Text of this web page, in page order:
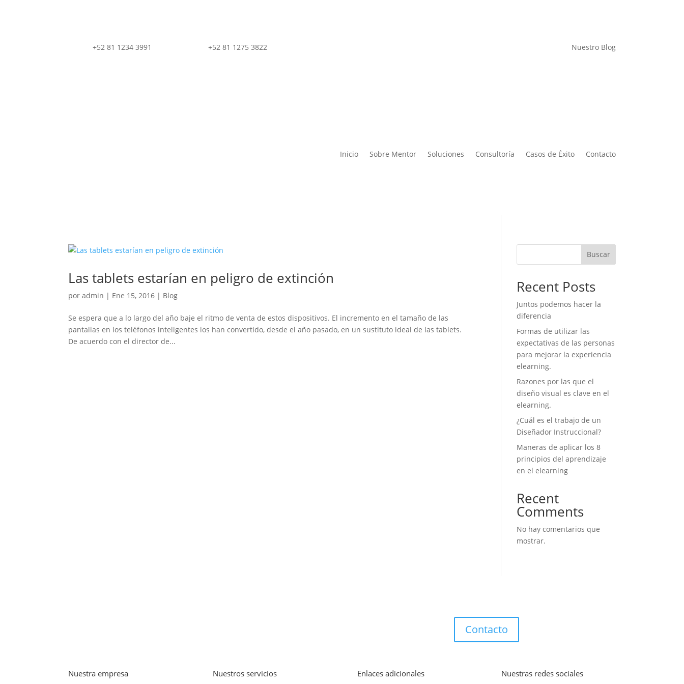
+52 81 1234 3991 +52 81 1275 3822 Nuestro Blog
Inicio Sobre Mentor Soluciones Consultoría Casos de Éxito Contacto
Las tablets estarían en peligro de extinción
poradmin | Ene 15, 2016 | Blog
Se espera que a lo largo del año baje el ritmo de venta de estos dispositivos. El incremento en el tamaño de las
pantallas en los teléfonos inteligentes los han convertido, desde el año pasado, en un sustituto ideal de las tablets.
De acuerdo con el director de...
Buscar
Recent Posts
Juntos podemos hacer la
diferencia
Formas de utilizar las
expectativas de las personas
para mejorar la experiencia
elearning.
Razones por las que el
diseño visual es clave en el
elearning.
¿Cuál es el trabajo de un
Diseñador Instruccional?
Maneras de aplicar los 8
principios del aprendizaje
en el elearning
Recent
Comments
No hay comentarios que
mostrar.
Contacto
Nuestra empresa Nuestros servicios Enlaces adicionales Nuestras redes sociales